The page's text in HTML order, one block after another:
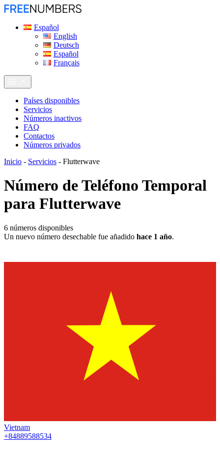
Español
English
Deutsch
Español
Français
Países disponibles
Servicios
Números inactivos
FAQ
Contactos
Números privados
Inicio - Servicios - Flutterwave
Número de Teléfono Temporal
para Flutterwave
6 números disponibles
Un nuevo número desechable fue añadido hace 1 año.
Vietnam
+84889588534